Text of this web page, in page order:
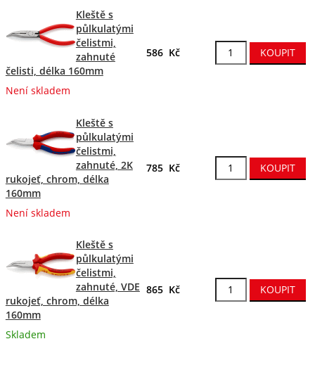
Kleště s
půlkulatými
čelistmi,
zahnuté
čelisti, délka 160mm
Není skladem
586 Kč
Kleště s
půlkulatými
čelistmi,
zahnuté, 2K
rukojeť, chrom, délka
160mm
Není skladem
785 Kč
Kleště s
půlkulatými
čelistmi,
zahnuté, VDE
rukojeť, chrom, délka
160mm
Skladem
865 Kč